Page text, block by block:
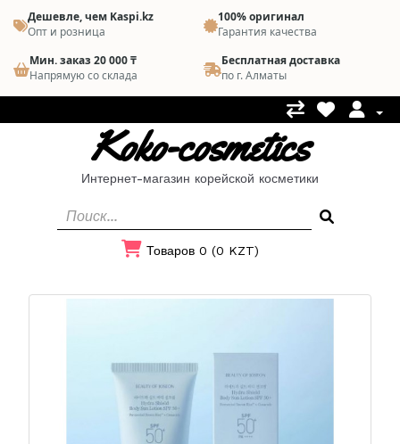
Дешевле, чем Kaspi.kz
Опт и розница
100% оригинал
Гарантия качества
Мин. заказ 20 000 ₸
Напрямую со склада
Бесплатная доставка
по г. Алматы
Koko-cosmetics
Интернет-магазин корейской косметики
Товаров 0 (0 KZT)